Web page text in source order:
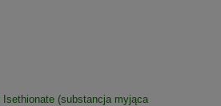
(substancja myjąca